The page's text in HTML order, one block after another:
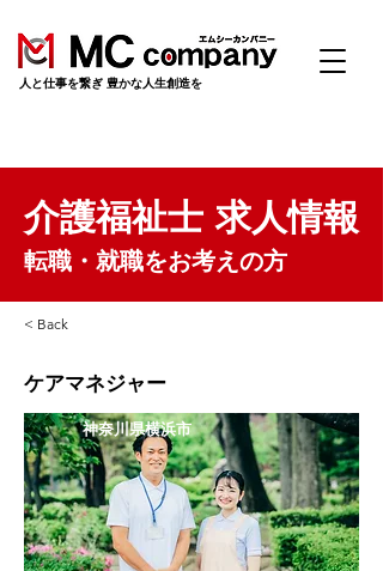
​人と仕事を繋ぎ 豊かな人生創造を
介護福祉士 求人情報
転職・就職をお考えの方
< Back
ケアマネジャー
神奈川県横浜市